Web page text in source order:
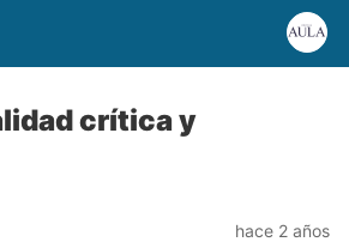
crítica y
hace 2 años